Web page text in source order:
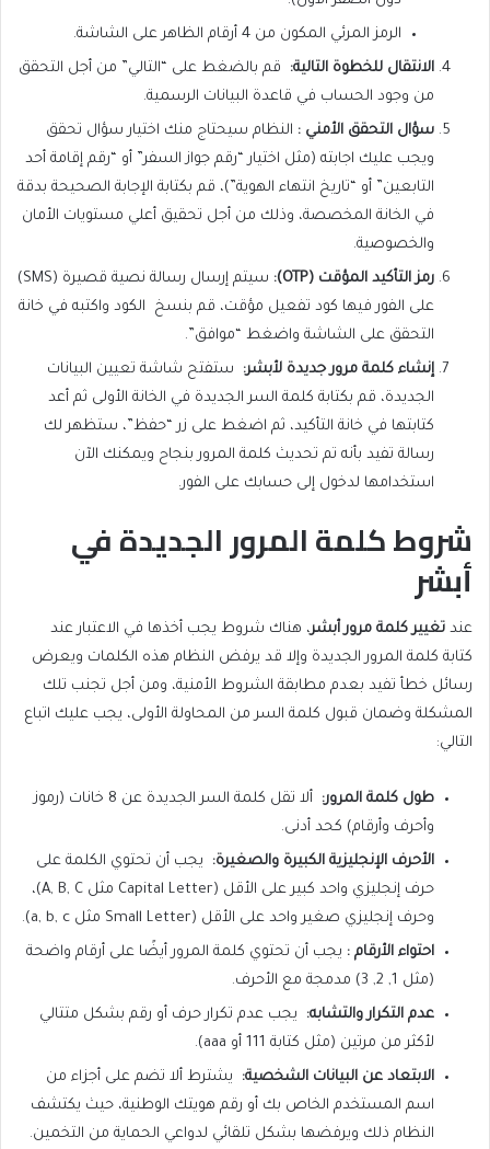
الرمز المرئي المكون من 4 أرقام الظاهر على الشاشة.
الانتقال للخطوة التالية: قم بالضغط على “التالي” من أجل التحقق
من وجود الحساب في قاعدة البيانات الرسمية.
سؤال التحقق الأمني : النظام سيحتاج منك اختيار سؤال تحقق
ويجب عليك اجابته (مثل اختيار “رقم جواز السفر” أو “رقم إقامة أحد
التابعين” أو “تاريخ انتهاء الهوية”)، قم بكتابة الإجابة الصحيحة بدقة
في الخانة المخصصة، وذلك من أجل تحقيق أعلي مستويات الأمان
والخصوصية.
رمز التأكيد المؤقت (OTP):
سيتم إرسال رسالة نصية قصيرة (SMS)
على الفور فيها كود تفعيل مؤقت، قم بنسخ الكود واكتبه في خانة
التحقق على الشاشة واضغط “موافق”.
إنشاء كلمة مرور جديدة لأبشر: ستفتح شاشة تعيين البيانات
الجديدة، قم بكتابة كلمة السر الجديدة في الخانة الأولى ثم أعد
كتابتها في خانة التأكيد، ثم اضغط على زر “حفظ”، ستظهر لك
رسالة تفيد بأنه تم تحديث كلمة المرور بنجاح ويمكنك الآن
استخدامها لدخول إلى حسابك على الفور.
شروط كلمة المرور الجديدة في
أبشر
عند تغيير كلمة مرور أبشر، هناك شروط يجب أخذها في الاعتبار عند
كتابة كلمة المرور الجديدة وإلا قد يرفض النظام هذه الكلمات ويعرض
رسائل خطأ تفيد بعدم مطابقة الشروط الأمنية، ومن أجل تجنب تلك
المشكلة وضمان قبول كلمة السر من المحاولة الأولى، يجب عليك اتباع
التالي:
طول كلمة المرور:
ألا تقل كلمة السر الجديدة عن 8 خانات (رموز
وأحرف وأرقام) كحد أدنى.
الأحرف الإنجليزية الكبيرة والصغيرة: يجب أن تحتوي الكلمة على
حرف إنجليزي واحد كبير على الأقل (Capital Letter مثل A, B, C)،
وحرف إنجليزي صغير واحد على الأقل (Small Letter مثل a, b, c).
احتواء الأرقام : يجب أن تحتوي كلمة المرور أيضًا على أرقام واضحة
(مثل 1, 2, 3) مدمجة مع الأحرف.
عدم التكرار والتشابه: يجب عدم تكرار حرف أو رقم بشكل متتالي
لأكثر من مرتين (مثل كتابة 111 أو aaa).
الابتعاد عن البيانات الشخصية: يشترط ألا تضم على أجزاء من
اسم المستخدم الخاص بك أو رقم هويتك الوطنية، حيث يكتشف
النظام ذلك ويرفضها بشكل تلقائي لدواعي الحماية من التخمين.